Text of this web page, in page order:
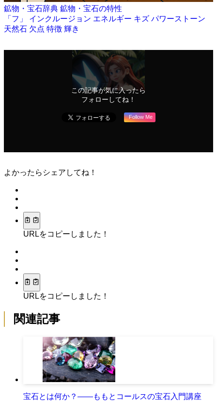
鉱物・宝石辞典 鉱物・宝石の特性
「フ」 インクルージョン エネルギー キズ パワーストーン
天然石 欠点 特徴 輝き
この記事が気に入ったら
フォローしてね！
Follow Me
よかったらシェアしてね！
URLをコピーしました！
URLをコピーしました！
関連記事
宝石とは何か？――ももとコールスの宝石入門講座